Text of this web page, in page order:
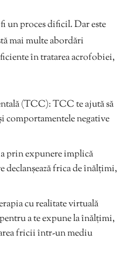
un proces dificil. Dar este
mai multe abordări
în tratarea acrofobiei,
(TCC): TCC te ajută să
comportamentele negative
prin expunere implică
declanșează frica de înălțimi,
cu realitate virtuală
a te expune la înălțimi,
fricii într-un mediu